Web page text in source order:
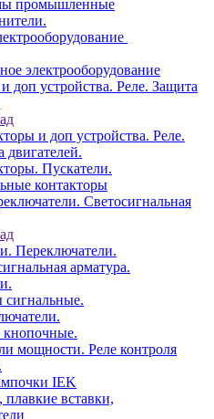
промышленные
электрооборудование
доп устройства. Реле. Защита
и доп устройства. Реле.
двигателей.
Пускатели.
контакторы
Светосигнальная
Переключатели.
арматура.
мощности. Реле контроля
IEK
вставки,